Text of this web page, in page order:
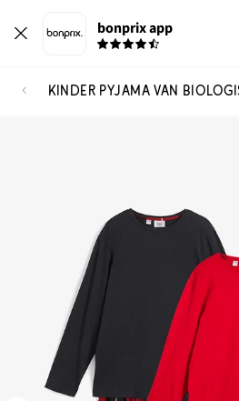
bonprix app